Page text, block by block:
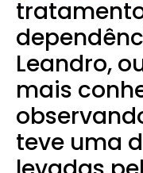
Leandro,
mais
teve uma